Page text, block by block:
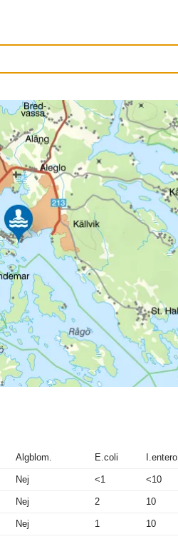
Algblom. E.coli I.entero
Nej <1 <10
Nej 2 10
Nej 1 10